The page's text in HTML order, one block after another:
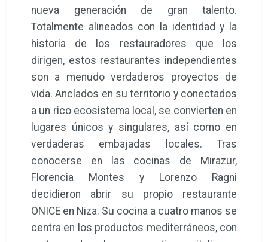
nueva generación de gran talento.
Totalmente alineados con la identidad y la
historia de los restauradores que los
dirigen, estos restaurantes independientes
son a menudo verdaderos proyectos de
vida. Anclados en su territorio y conectados
a un rico ecosistema local, se convierten en
lugares únicos y singulares, así como en
verdaderas embajadas locales. Tras
conocerse en las cocinas de Mirazur,
Florencia Montes y Lorenzo Ragni
decidieron abrir su propio restaurante
ONICE en Niza. Su cocina a cuatro manos se
centra en los productos mediterráneos, con